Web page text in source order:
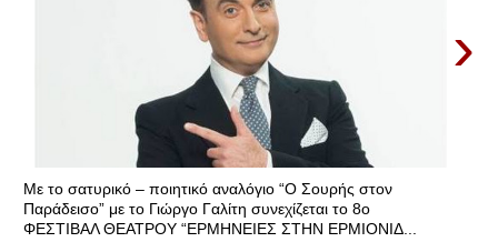
›
Με το σατυρικό – ποιητικό αναλόγιο “Ο Σουρής στον
Παράδεισο” με το Γιώργο Γαλίτη συνεχίζεται το 8o
ΦΕΣΤΙΒΑΛ ΘEATΡOY “ΕΡΜΗΝΕΙΕΣ ΣΤΗΝ ΕΡΜΙΟΝΙΔ...